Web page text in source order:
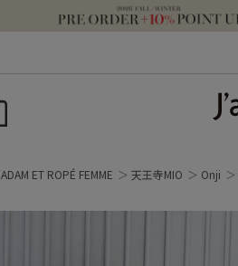
ADAM ET ROPÉ FEMME 天王寺MIO Onji